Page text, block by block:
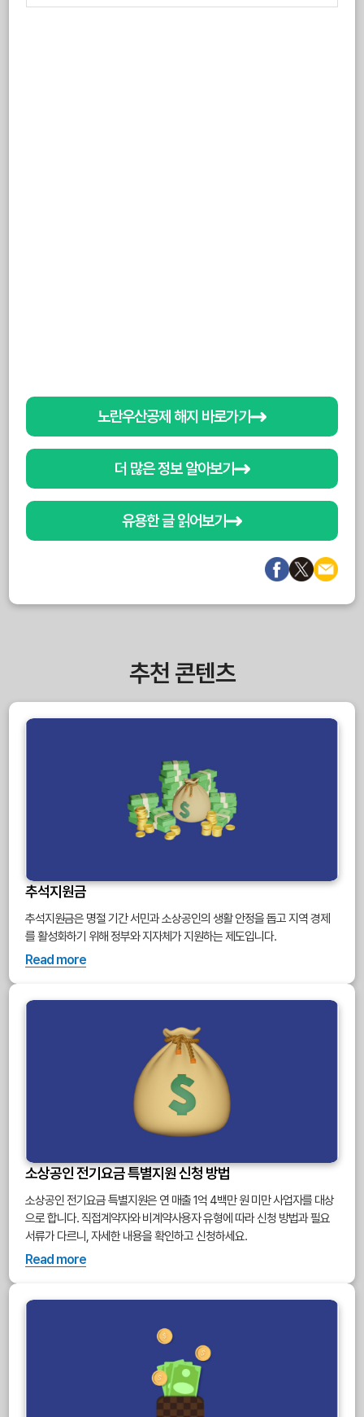
노란우산공제 해지 바로가기
더 많은 정보 알아보기
유용한 글 읽어보기
추천 콘텐츠
추석지원금
추석지원금은 명절 기간 서민과 소상공인의 생활 안정을 돕고 지역 경제
를 활성화하기 위해 정부와 지자체가 지원하는 제도입니다.
Read more
소상공인 전기요금 특별지원 신청 방법
소상공인 전기요금 특별지원은 연 매출 1억 4백만 원 미만 사업자를 대상
으로 합니다. 직접계약자와 비계약사용자 유형에 따라 신청 방법과 필요
서류가 다르니, 자세한 내용을 확인하고 신청하세요.
Read more